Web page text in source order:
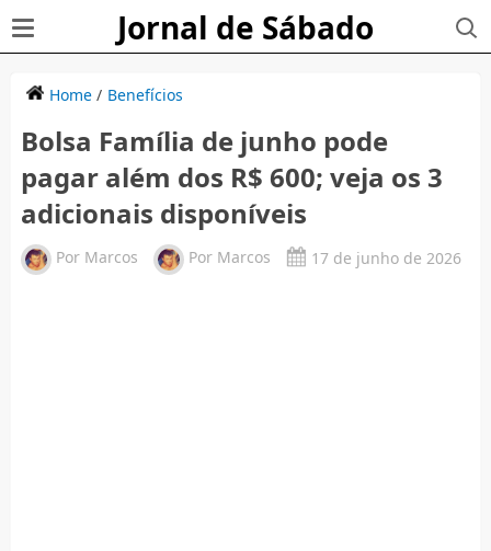
Jornal de Sábado
Home/ Benefícios
Bolsa Família de junho pode
pagar além dos R$ 600; veja os 3
adicionais disponíveis
Por Marcos Por Marcos 17 de junho de 2026